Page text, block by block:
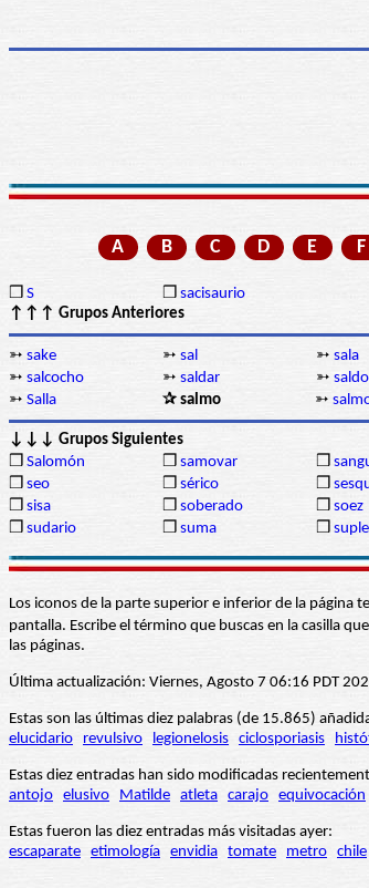
A B C D E F
❒ S ❒ sacisaurio
↑↑↑ Grupos Anteriores
➳ sake ➳ sal ➳ sala
➳ salcocho ➳ saldar ➳ saldo
➳ Salla ✰ salmo ➳
↓↓↓ Grupos Siguientes
❒ Salomón ❒ samovar ❒
❒ seo ❒ sérico ❒
❒ sisa ❒ soberado ❒ soez
❒ sudario ❒ suma ❒
Los iconos de la parte superior e inferior de la página
pantalla. Escribe el término que buscas en la casilla
las páginas.
Última actualización: Viernes, Agosto 7 06:16 PDT
Estas son las últimas diez palabras (de 15.865)
elucidario
revulsivo legionelosis ciclosporiasis
Estas diez entradas han sido modificadas
antojo elusivo Matilde atleta carajo equivocación
Estas fueron las diez entradas más visitadas ayer:
escaparate etimología envidia tomate metro chile